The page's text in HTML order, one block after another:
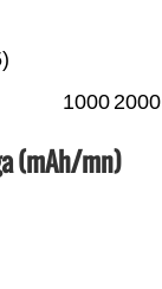
10002000
(mAh/mn)